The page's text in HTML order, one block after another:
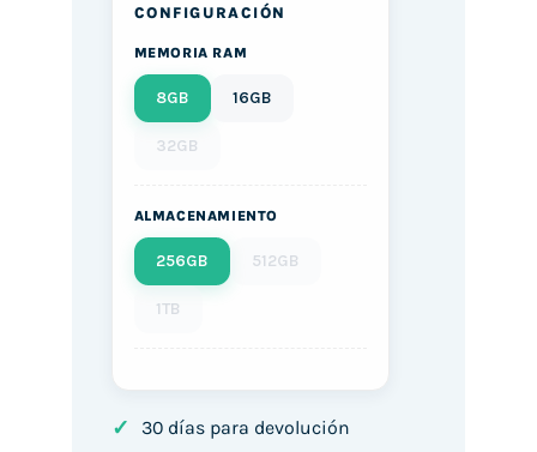
CONFIGURACIÓN
MEMORIA RAM
8GB 16GB
32GB
ALMACENAMIENTO
256GB 512GB
1TB
✓ 30 días para devolución